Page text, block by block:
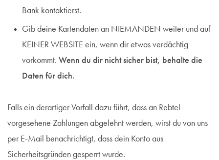
Bank kontaktierst.
Gib deine Kartendaten an NIEMANDEN weiter und auf
KEINER WEBSITE ein, wenn dir etwas verdächtig
vorkommt. Wenn du dir nicht sicher bist, behalte die
Daten für dich.
Falls ein derartiger Vorfall dazu führt, dass an Rebtel
vorgesehene Zahlungen abgelehnt werden, wirst du von uns
per E-Mail benachrichtigt, dass dein Konto aus
Sicherheitsgründen gesperrt wurde.